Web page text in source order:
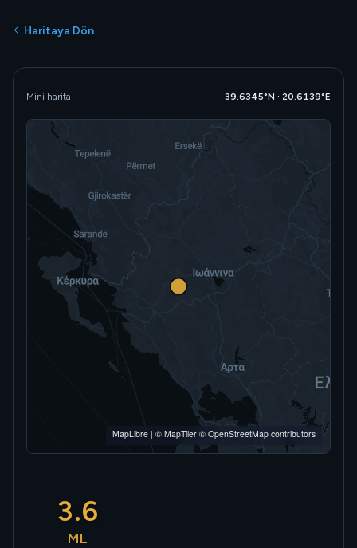
Haritaya Dön
3.6
ML
Mini harita 39.6345°N · 20.6139°E
MapLibre | © MapTiler © OpenStreetMap contributors